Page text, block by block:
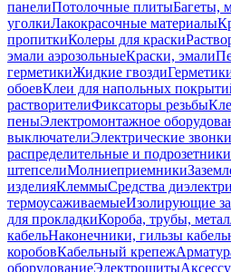
панелиПотолочные плитыБагеты,
уголкиЛакокрасочные материалы
пропиткиКолеры для краски
эмали аэрозольныеКраски, эмали
герметикиЖидкие гвозди
обоевКлеи для напольных
растворителиФиксаторы резьбы
пеныЭлектромонтажное
выключателиЭлектрические звонки
распределительные и подрозетники
штепселиМолниеприемники
изделияКлеммыСредства
термоусаживаемыеИзолирующие
для прокладкиКороба, трубы,
кабельНаконечники, гильзы
коробовКабельный крепеж
оборудованиеЭлектрощиты